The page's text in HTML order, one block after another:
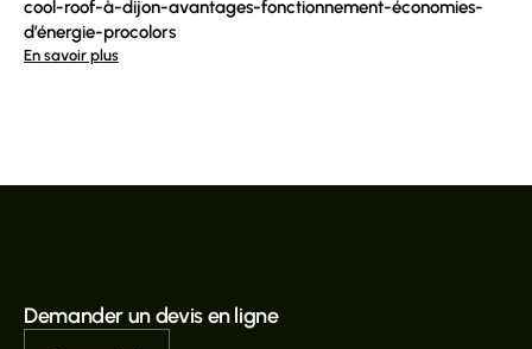
cool-roof-à-dijon-avantages-fonctionnement-économies-
d’énergie-procolors
En savoir plus
Demander un devis en ligne